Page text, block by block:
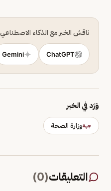
ناقش الخبر مع الذكاء الاصطناعي
ChatGPT
Gemini
وَرَد في الخبر
جهةوزارة الصحة
التعليقات(
0
)